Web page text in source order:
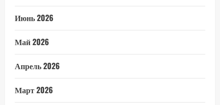
Июнь 2026
Май 2026
Апрель 2026
Март 2026